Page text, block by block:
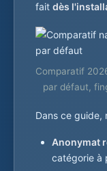
fait dès
Comparatif
par défaut,
Dans ce guide,
Anonymat
catégorie à